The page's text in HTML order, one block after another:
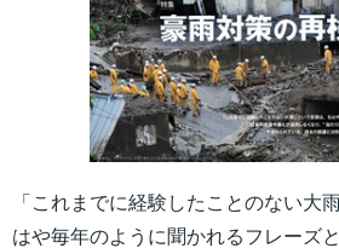
「これまでに経験したことのない大
はや毎年のように聞かれるフレーズ